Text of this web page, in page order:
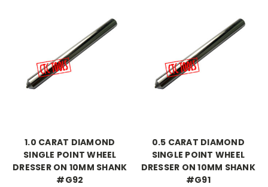
1.0 CARAT DIAMOND
SINGLE POINT WHEEL
DRESSER ON 10MM SHANK
#G92
0.5 CARAT DIAMOND
SINGLE POINT WHEEL
DRESSER ON 10MM SHANK
#G91